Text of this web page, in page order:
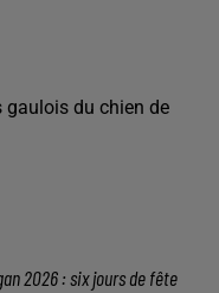
gaulois du chien de
2026 : six jours de fête